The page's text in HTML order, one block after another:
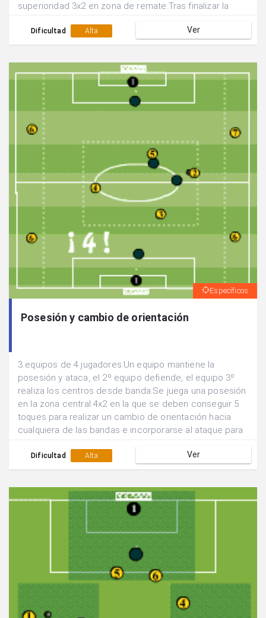
superioridad 3x2 en zona de remate.Tras finalizar la
jugadores.Realizar el juego de manera continuada.
Dificultad Alta Ver
Específicos
Posesión y cambio de orientación
3 equipos de 4 jugadores.Un equipo mantiene la
posesión y ataca, el 2º equipo defiende, el equipo 3º
realiza los centros desde banda.Se juega una posesión
en la zona central 4x2 en la que se deben conseguir 5
toques para realizar un cambio de orientación hacia
cualquiera de las bandas e incorporarse al ataque para
consiguen en 5 min y se rotan las funciones de los
equipos.
Dificultad Alta Ver